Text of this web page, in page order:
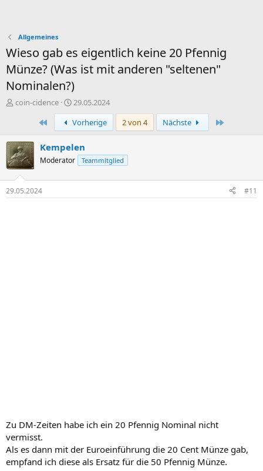
Allgemeines
Wieso gab es eigentlich keine 20 Pfennig
Münze? (Was ist mit anderen "seltenen"
Nominalen?)
E
e
l
l
e
r
coin-cidence
E
r
s
t
e
l
m
29.05.2024
Erste
Vorherige 2 von 4 Nächste
Kempelen
Moderator Teammitglied
29.05.2024 #11
Zu DM-Zeiten habe ich ein 20 Pfennig Nominal nicht
vermisst.
Als es dann mit der Euroeinführung die 20 Cent Münze gab,
empfand ich diese als Ersatz für die 50 Pfennig Münze.